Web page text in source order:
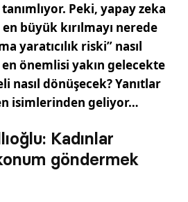
Peki, yapay zeka
büyük kırılmayı nerede
yaratıcılık riski” nasıl
en önemlisi yakın gelecekte
nasıl dönüşecek? Yanıtlar
isimlerinden geliyor…
Kadınlar
göndermek